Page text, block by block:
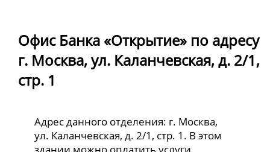
Офис Банка «Открытие» по адресу
г. Москва, ул. Каланчевская, д. 2/1,
стр. 1
Адрес данного отделения: г. Москва,
ул. Каланчевская, д. 2/1, стр. 1. В этом
здании можно оплатить услуги,